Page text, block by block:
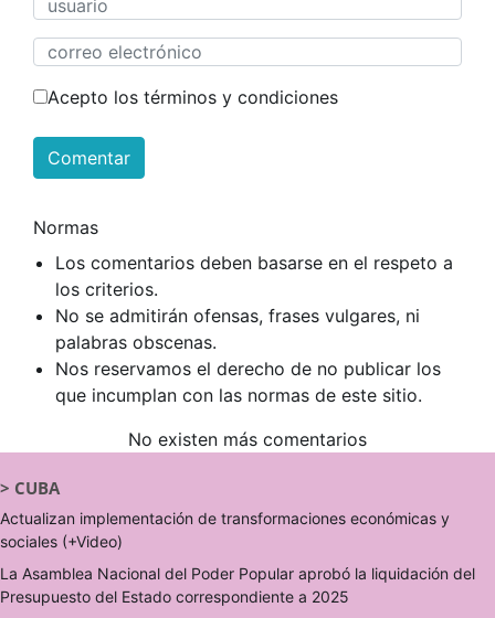
Acepto los términos y condiciones
Comentar
Normas
Los comentarios deben basarse en el respeto a
los criterios.
No se admitirán ofensas, frases vulgares, ni
palabras obscenas.
Nos reservamos el derecho de no publicar los
que incumplan con las normas de este sitio.
No existen más comentarios
> CUBA
Actualizan implementación de transformaciones económicas y
sociales (+Video)
La Asamblea Nacional del Poder Popular aprobó la liquidación del
Presupuesto del Estado correspondiente a 2025